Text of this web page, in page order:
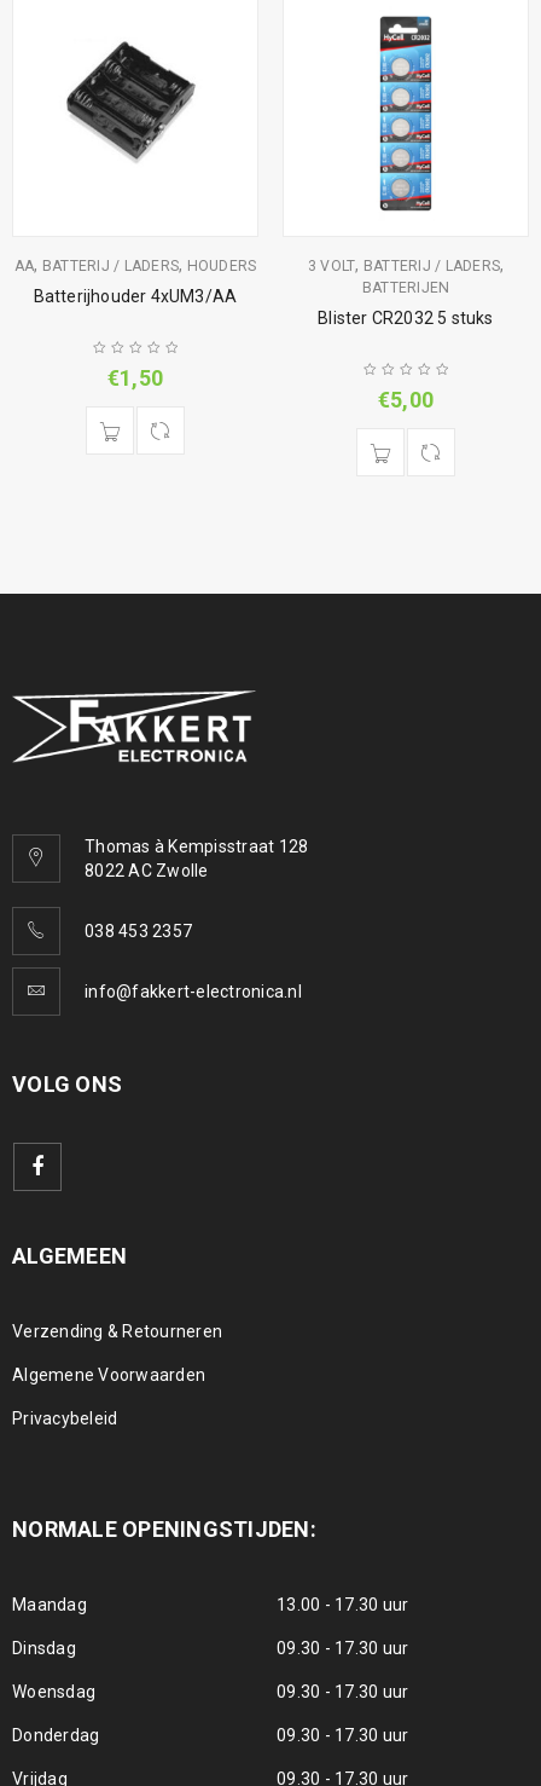
AA, BATTERIJ / LADERS, HOUDERS
Batterijhouder 4xUM3/AA
€1,50
3 VOLT, BATTERIJ / LADERS,
BATTERIJEN
Blister CR2032 5 stuks
€5,00
Thomas à Kempisstraat 128
8022 AC Zwolle
038 453 2357
info@fakkert-electronica.nl
VOLG ONS
ALGEMEEN
Verzending & Retourneren
Algemene Voorwaarden
Privacybeleid
NORMALE OPENINGSTIJDEN:
Maandag 13.00 - 17.30 uur
Dinsdag 09.30 - 17.30 uur
Woensdag 09.30 - 17.30 uur
Donderdag 09.30 - 17.30 uur
Vrijdag 09.30 - 17.30 uur